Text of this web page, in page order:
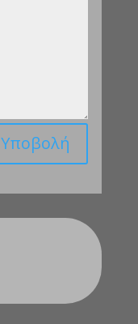
Υποβολή